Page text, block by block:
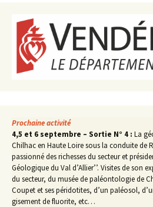
Prochaine activité
4,5 et 6 septembre – Sortie N° 4 : La
Chilhac en Haute Loire sous la conduite de
passionné des richesses du secteur et
Géologique du Val d’Allier’’. Visites de son
du secteur, du musée de paléontologie de
Coupet et ses péridotites, d’un paléosol,
gisement de fluorite, etc…